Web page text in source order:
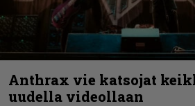
Anthrax vie katsojat
uudella videollaan